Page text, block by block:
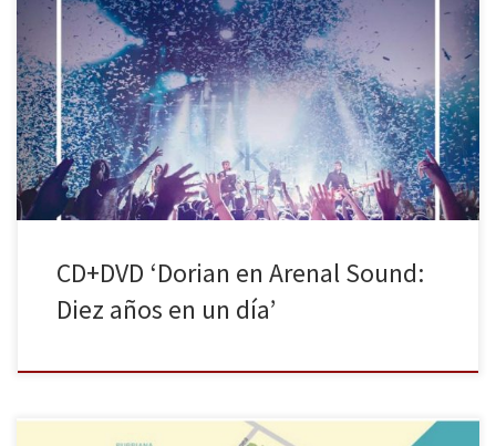
DORIAN estrenan nuevo vídeo de lo que es su nuevo disco en
directo, el doble CD + DVD titulado Dorian en Arenal Sound: Diez
años en un día, que vio la luz el próximo viernes 1 de julio. El
tema escogido es EL TEMBLOR, una de las canciones más queridas
por […]
CD+DVD ‘Dorian en Arenal Sound:
Diez años en un día’